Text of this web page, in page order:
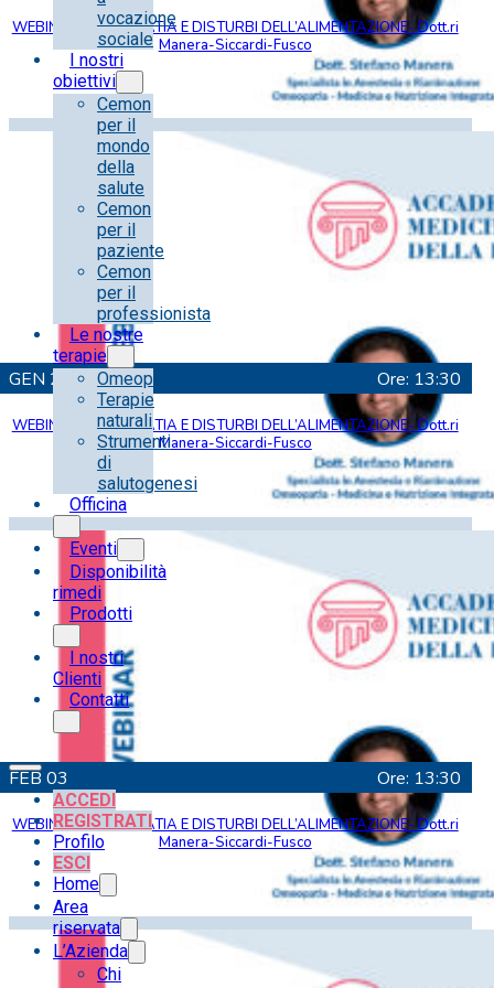
vocazione
sociale
I nostri
obiettivi
Cemon
per il
mondo
della
salute
Cemon
per il
paziente
Cemon
per il
professionista
Le nostre
terapie
Omeopatia
Terapie
naturali
Strumenti
di
salutogenesi
Officina
Eventi
Disponibilità
rimedi
Prodotti
I nostri
Clienti
Contatti
ACCEDI
REGISTRATI
Profilo
ESCI
Home
Area
riservata
L’Azienda
Chi
WEBINAR – OMEOPATIA E DISTURBI DELL’ALIMENTAZIONE- Dott.ri
Manera-Siccardi-Fusco
GEN 27 Ore: 13:30
WEBINAR – OMEOPATIA E DISTURBI DELL’ALIMENTAZIONE- Dott.ri
Manera-Siccardi-Fusco
FEB 03 Ore: 13:30
WEBINAR – OMEOPATIA E DISTURBI DELL’ALIMENTAZIONE- Dott.ri
Manera-Siccardi-Fusco